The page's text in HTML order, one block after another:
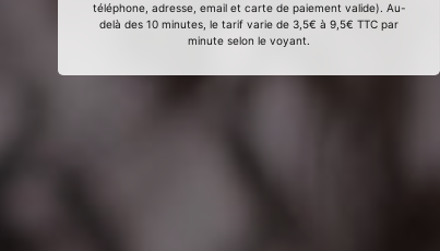
téléphone, adresse, email et carte de paiement valide). Au-
delà des 10 minutes, le tarif varie de 3,5€ à 9,5€ TTC par
minute selon le voyant.